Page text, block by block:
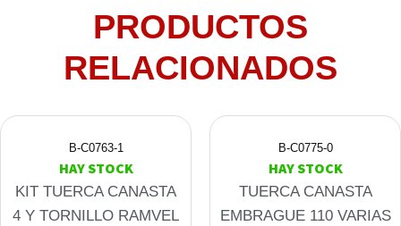
PRODUCTOS
RELACIONADOS
B-C0763-1
HAY STOCK
KIT TUERCA CANASTA
4 Y TORNILLO RAMVEL
B-C0775-0
HAY STOCK
TUERCA CANASTA
EMBRAGUE 110 VARIAS